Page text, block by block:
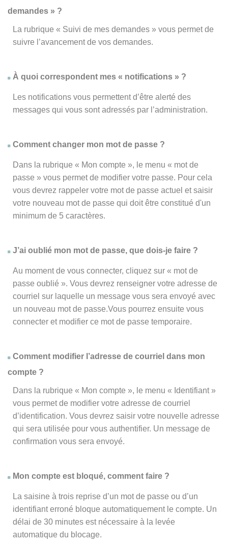
demandes » ?
La rubrique « Suivi de mes demandes » vous permet de
suivre l’avancement de vos demandes.
À quoi correspondent mes « notifications » ?
Les notifications vous permettent d’être alerté des
messages qui vous sont adressés par l’administration.
Comment changer mon mot de passe ?
Dans la rubrique « Mon compte », le menu « mot de
passe » vous permet de modifier votre passe. Pour cela
vous devrez rappeler votre mot de passe actuel et saisir
votre nouveau mot de passe qui doit être constitué d'un
minimum de 5 caractères.
J’ai oublié mon mot de passe, que dois-je faire ?
Au moment de vous connecter, cliquez sur « mot de
passe oublié ». Vous devrez renseigner votre adresse de
courriel sur laquelle un message vous sera envoyé avec
un nouveau mot de passe.Vous pourrez ensuite vous
connecter et modifier ce mot de passe temporaire.
Comment modifier l’adresse de courriel dans mon
compte ?
Dans la rubrique « Mon compte », le menu « Identifiant »
vous permet de modifier votre adresse de courriel
d’identification. Vous devrez saisir votre nouvelle adresse
qui sera utilisée pour vous authentifier. Un message de
confirmation vous sera envoyé.
Mon compte est bloqué, comment faire ?
La saisine à trois reprise d’un mot de passe ou d’un
identifiant erroné bloque automatiquement le compte. Un
délai de 30 minutes est nécessaire à la levée
automatique du blocage.